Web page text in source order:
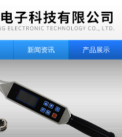
新闻资讯 产品展示